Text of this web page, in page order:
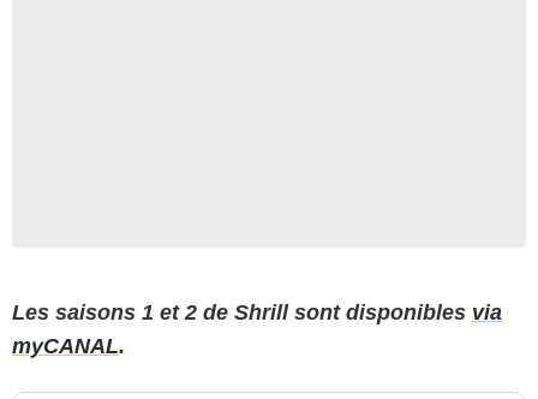
Les saisons 1 et 2 de Shrill sont disponibles via
myCANAL.